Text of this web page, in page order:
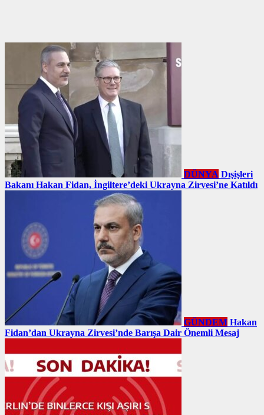
DÜNYA Dışişleri
Bakanı Hakan Fidan, İngiltere’deki Ukrayna Zirvesi’ne Katıldı
GÜNDEM Hakan
Fidan’dan Ukrayna Zirvesi’nde Barışa Dair Önemli Mesaj